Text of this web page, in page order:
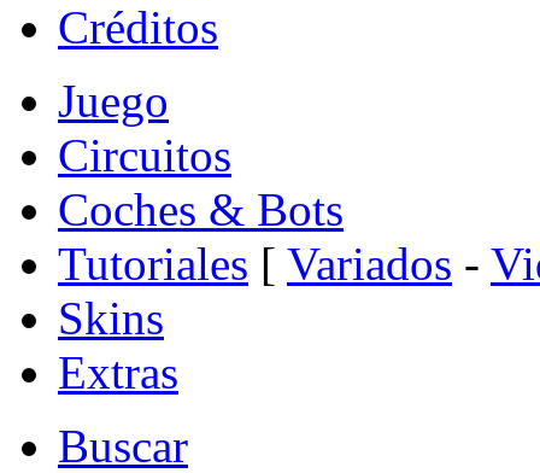
Créditos
Juego
Circuitos
Coches & Bots
Tutoriales [ Variados -
Skins
Extras
Buscar